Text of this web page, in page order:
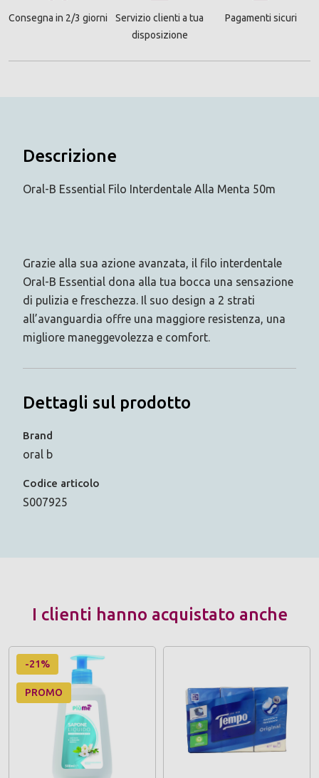
Consegna in 2/3 giorni
Servizio clienti a tua
disposizione
Pagamenti sicuri
Descrizione
Oral-B Essential Filo Interdentale Alla Menta 50m
Grazie alla sua azione avanzata, il filo interdentale
Oral-B Essential dona alla tua bocca una sensazione
di pulizia e freschezza. Il suo design a 2 strati
all’avanguardia offre una maggiore resistenza, una
migliore maneggevolezza e comfort.
Dettagli sul prodotto
Brand
oral b
Codice articolo
S007925
I clienti hanno acquistato anche
-21%
PROMO